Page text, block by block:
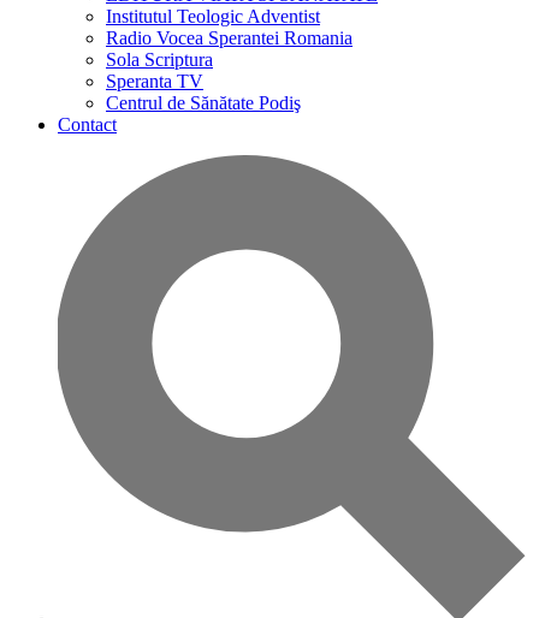
Institutul Teologic Adventist
Radio Vocea Sperantei Romania
Sola Scriptura
Speranta TV
Centrul de Sănătate Podiş
Contact